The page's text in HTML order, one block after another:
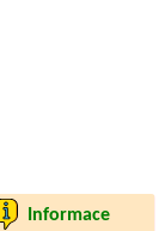
Informace